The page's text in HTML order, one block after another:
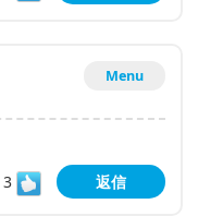
Menu
3
返信